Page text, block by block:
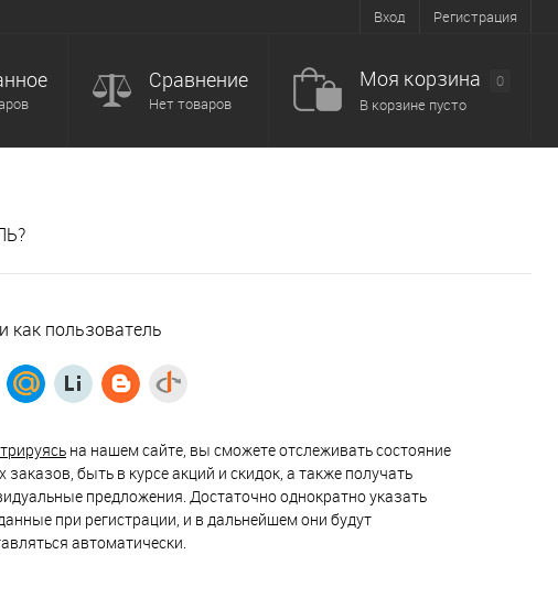
Вход Регистрация
Сравнение
Нет товаров
Моя корзина
0
В корзине пусто
как пользователь
на нашем сайте, вы сможете отслеживать состояние
заказов, быть в курсе акций и скидок, а также получать
предложения. Достаточно однократно указать
при регистрации, и в дальнейшем они будут
автоматически.